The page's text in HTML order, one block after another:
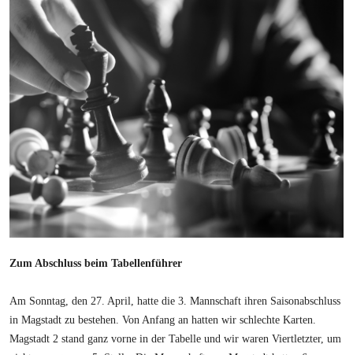
Zum Abschluss beim Tabellenführer
Am Sonntag, den 27. April, hatte die 3. Mannschaft ihren Saisonabschluss
in Magstadt zu bestehen. Von Anfang an hatten wir schlechte Karten.
Magstadt 2 stand ganz vorne in der Tabelle und wir waren Viertletzter, um